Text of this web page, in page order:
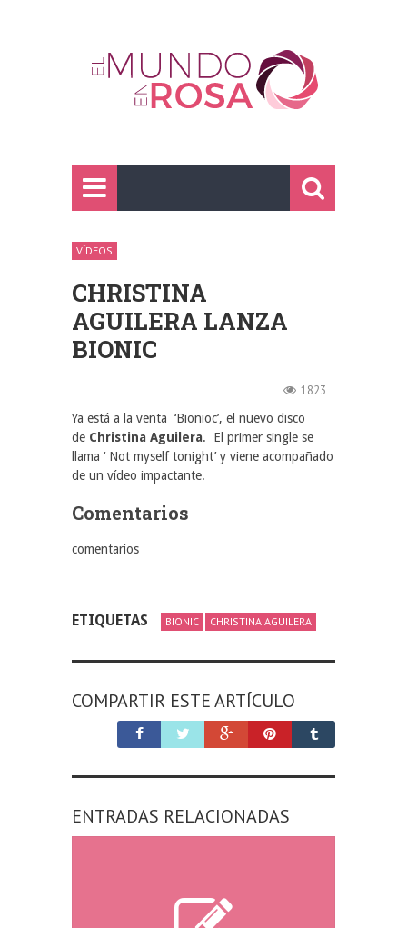
VÍDEOS
CHRISTINA
AGUILERA LANZA
BIONIC
1823
Ya está a la venta ‘Bionioc’, el nuevo disco
de Christina Aguilera. El primer single se
llama ‘ Not myself tonight’ y viene acompañado
de un vídeo impactante.
Comentarios
comentarios
ETIQUETAS BIONIC CHRISTINA AGUILERA
COMPARTIR ESTE ARTÍCULO
ENTRADAS RELACIONADAS